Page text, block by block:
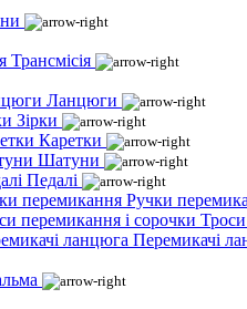
Трансмісія
Ланцюги
Зірки
Каретки
Шатуни
Педалі
Ручки
Перемикачі